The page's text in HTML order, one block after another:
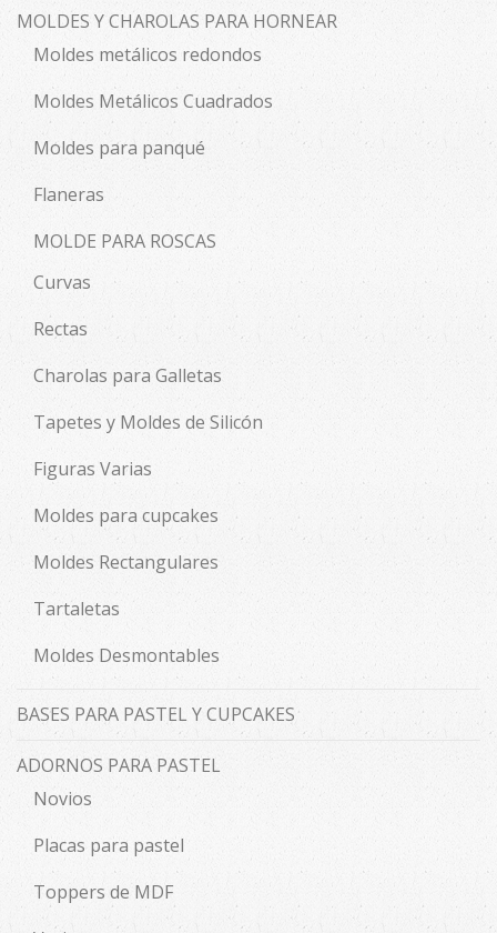
MOLDES Y CHAROLAS PARA HORNEAR
Moldes metálicos redondos
Moldes Metálicos Cuadrados
Moldes para panqué
Flaneras
MOLDE PARA ROSCAS
Curvas
Rectas
Charolas para Galletas
Tapetes y Moldes de Silicón
Figuras Varias
Moldes para cupcakes
Moldes Rectangulares
Tartaletas
Moldes Desmontables
BASES PARA PASTEL Y CUPCAKES
ADORNOS PARA PASTEL
Novios
Placas para pastel
Toppers de MDF